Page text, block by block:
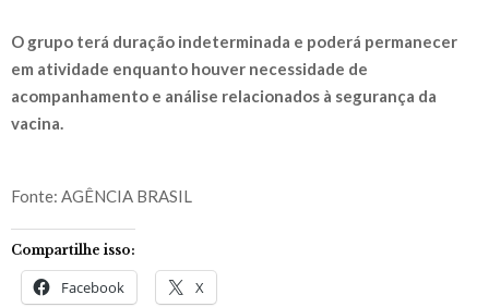
O grupo terá duração indeterminada e poderá permanecer
em atividade enquanto houver necessidade de
acompanhamento e análise relacionados à segurança da
vacina.
Fonte: AGÊNCIA BRASIL
Compartilhe isso:
Facebook X